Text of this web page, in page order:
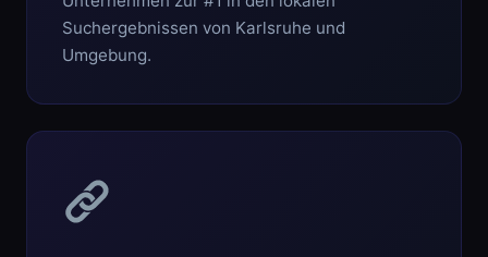
Suchergebnissen von Karlsruhe und
Umgebung.